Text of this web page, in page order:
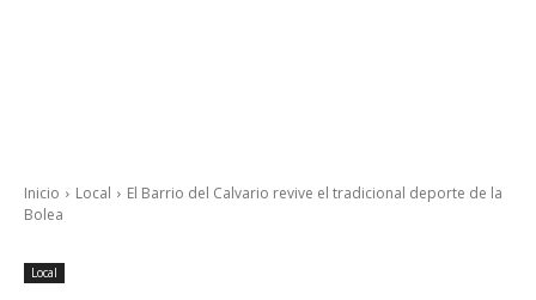
Inicio Local
El Barrio del Calvario revive el tradicional deporte de la
Bolea
Local